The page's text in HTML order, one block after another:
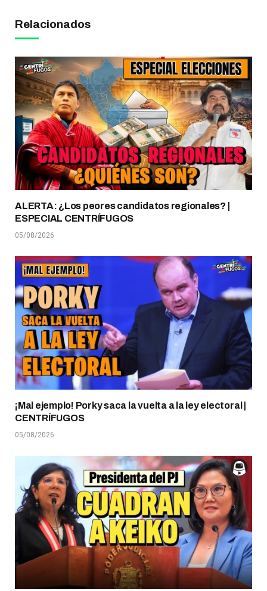
Relacionados
ALERTA: ¿Los peores candidatos regionales? |
ESPECIAL CENTRÍFUGOS
05/08/2026
¡Mal ejemplo! Porky saca la vuelta a la ley electoral |
CENTRÍFUGOS
05/08/2026